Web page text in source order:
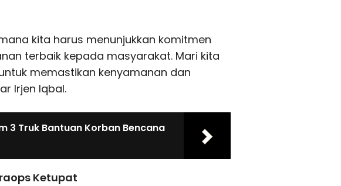
kita harus menunjukkan komitmen
terbaik kepada masyarakat. Mari kita
memastikan kenyamanan dan
Irjen Iqbal.
3 Truk Bantuan Korban Bencana
Ketupat